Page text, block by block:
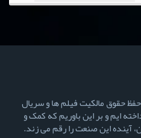
حقوق مالکیت فیلم ها و سریال
ایم و بر این باوریم که کمک و
آینده این صنعت را رقم می زند.